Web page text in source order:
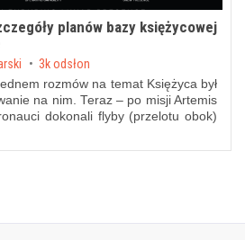
planów bazy księżycowej
3k odsłon
rozmów na temat Księżyca był
na nim. Teraz – po misji Artemis
dokonali flyby (przelotu obok)